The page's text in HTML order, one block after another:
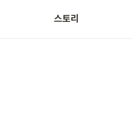
스토리